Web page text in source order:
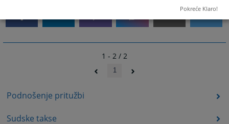
Podnošenje pritužbi
Sudske takse
1 - 2 / 2
1
Pokreće Klaro!